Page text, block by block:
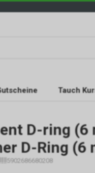
Tauch
D-ring
D-Ring (6
5902686680208